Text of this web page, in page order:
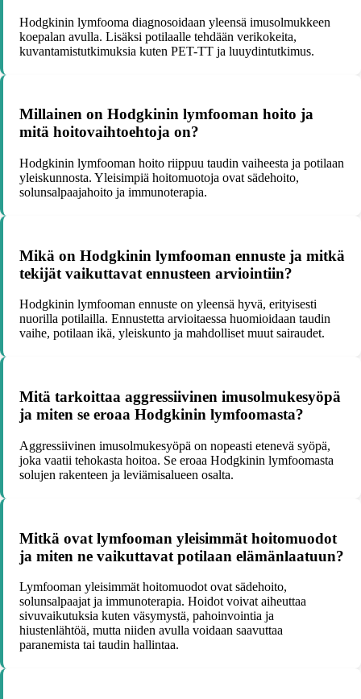
Hodgkinin lymfooma diagnosoidaan yleensä imusolmukkeen
koepalan avulla. Lisäksi potilaalle tehdään verikokeita,
kuvantamistutkimuksia kuten PET-TT ja luuydintutkimus.
Millainen on Hodgkinin lymfooman hoito ja
mitä hoitovaihtoehtoja on?
Hodgkinin lymfooman hoito riippuu taudin vaiheesta ja potilaan
yleiskunnosta. Yleisimpiä hoitomuotoja ovat sädehoito,
solunsalpaajahoito ja immunoterapia.
Mikä on Hodgkinin lymfooman ennuste ja mitkä
tekijät vaikuttavat ennusteen arviointiin?
Hodgkinin lymfooman ennuste on yleensä hyvä, erityisesti
nuorilla potilailla. Ennustetta arvioitaessa huomioidaan taudin
vaihe, potilaan ikä, yleiskunto ja mahdolliset muut sairaudet.
Mitä tarkoittaa aggressiivinen imusolmukesyöpä
ja miten se eroaa Hodgkinin lymfoomasta?
Aggressiivinen imusolmukesyöpä on nopeasti etenevä syöpä,
joka vaatii tehokasta hoitoa. Se eroaa Hodgkinin lymfoomasta
solujen rakenteen ja leviämisalueen osalta.
Mitkä ovat lymfooman yleisimmät hoitomuodot
ja miten ne vaikuttavat potilaan elämänlaatuun?
Lymfooman yleisimmät hoitomuodot ovat sädehoito,
solunsalpaajat ja immunoterapia. Hoidot voivat aiheuttaa
sivuvaikutuksia kuten väsymystä, pahoinvointia ja
hiustenlähtöä, mutta niiden avulla voidaan saavuttaa
paranemista tai taudin hallintaa.